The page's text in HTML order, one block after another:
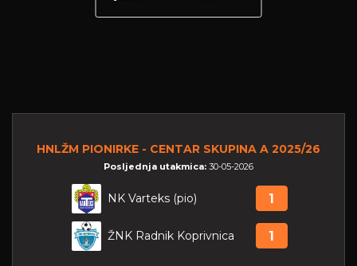
HNLŽM PIONIRKE - CENTAR SKUPINA A 2025/26
Posljednja utakmica: 30-05-2026
NK Varteks (pio) 1
ŽNK Radnik Koprivnica 1